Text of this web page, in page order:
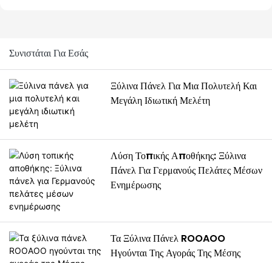
Συνιστάται Για Εσάς
Ξύλινα Πάνελ Για Μια Πολυτελή Και
Μεγάλη Ιδιωτική Μελέτη
Λύση Τοπικής Αποθήκης: Ξύλινα
Πάνελ Για Γερμανούς Πελάτες Μέσων
Ενημέρωσης
Τα Ξύλινα Πάνελ ROOAOO
Ηγούνται Της Αγοράς Της Μέσης